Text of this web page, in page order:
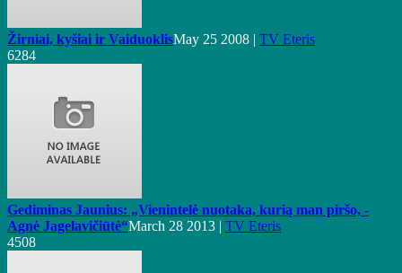
Žirniai, kyšiai ir VaiduoklisMay 25 2008 | TV Eteris
6284
Gediminas Jaunius: „Vienintelė nuotaka, kurią man piršo, -
Agnė Jagelavičiūtė“March 28 2013 | TV Eteris
4508